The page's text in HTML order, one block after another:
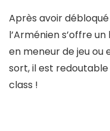
Après avoir
l’Arménien s’offre
en meneur de jeu ou
sort, il est
class !